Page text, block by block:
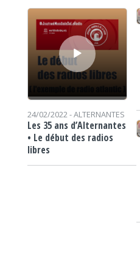
Lecteur audio
24/02/2022 -ALTERNANTES
Les 35 ans d’Alternantes
• Le début des radios
libres